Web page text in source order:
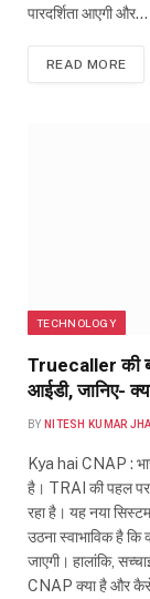
पारदर्शिता आएगी और…
READ MORE
TECHNOLOGY
Truecaller की
आईडी, जानिए-
BY NITESH KUMAR JHA
Kya hai CNAP :
है। TRAI की पहल
रहा है। यह नया
उठना स्वाभाविक है
जाएगी। हालांकि,
CNAP क्या है और